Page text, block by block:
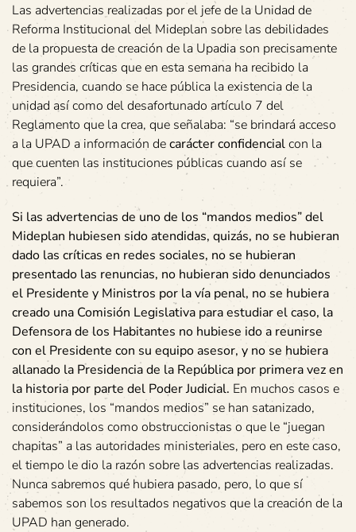
Las advertencias realizadas por el jefe de la Unidad de
Reforma Institucional del Mideplan sobre las debilidades
de la propuesta de creación de la Upadia son precisamente
las grandes críticas que en esta semana ha recibido la
Presidencia, cuando se hace pública la existencia de la
unidad así como del desafortunado artículo 7 del
Reglamento que la crea, que señalaba: “se brindará acceso
a la UPAD a información decarácter confidencialcon la
que cuenten las instituciones públicas cuando así se
requiera”.
Si las advertencias de uno de los “mandos medios” del
Mideplan hubiesen sido atendidas, quizás, no se hubieran
dado las críticas en redes sociales, no se hubieran
presentado las renuncias, no hubieran sido denunciados
el Presidente y Ministros por la vía penal, no se hubiera
creado una Comisión Legislativa para estudiar el caso, la
Defensora de los Habitantes no hubiese ido a reunirse
con el Presidente con su equipo asesor, y no se hubiera
allanado la Presidencia de la República por primera vez en
la historia por parte del Poder Judicial. En muchos casos e
instituciones, los “mandos medios” se han satanizado,
considerándolos como obstruccionistas o que le “juegan
chapitas” a las autoridades ministeriales, pero en este caso,
el tiempo le dio la razón sobre las advertencias realizadas.
Nunca sabremos qué hubiera pasado, pero, lo que sí
sabemos son los resultados negativos que la creación de la
UPAD han generado.